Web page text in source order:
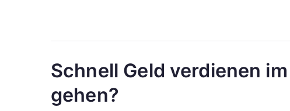
Schnell Geld verdienen
gehen?